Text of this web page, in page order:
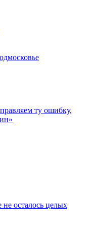
ту ошибку,
не осталось целых